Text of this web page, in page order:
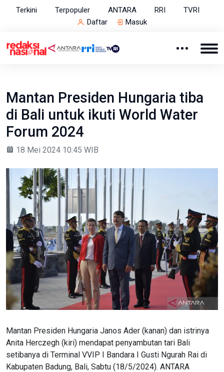
Terkini Terpopuler ANTARA RRI
TVRI
Daftar
Masuk
Mantan Presiden Hungaria tiba
di Bali untuk ikuti World Water
Forum 2024
18 Mei 2024 10:45 WIB
Mantan Presiden Hungaria Janos Ader (kanan) dan istrinya
Anita Herczegh (kiri) mendapat penyambutan tari Bali
setibanya di Terminal VVIP I Bandara I Gusti Ngurah Rai di
Kabupaten Badung, Bali, Sabtu (18/5/2024). ANTARA